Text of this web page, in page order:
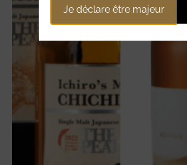
Je déclare être majeur